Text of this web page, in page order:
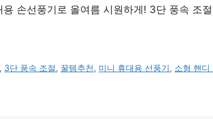
손선풍기로 올여름 시원하게! 3단 풍속 조
, 3단 풍속 조절, 꿀템추천, 미니 휴대용 선풍기, 소형 핸디